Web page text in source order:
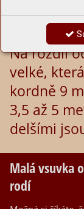
Anakonda
vody v
Na roz­díl
velké,
kord­ně 9
3,5 až 5
del­ší­mi
Malá vsuvka
ro­dí